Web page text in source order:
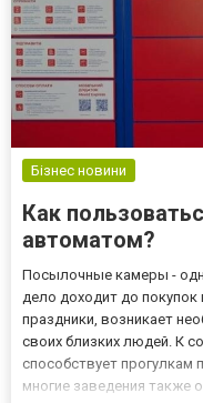
Бізнес новини
Как
автоматом?
Посылочные камеры -
дело доходит до покупок
праздники, возникает
своих близких людей. К
способствует прогулкам
многие заведения также